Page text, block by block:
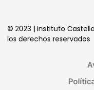
© 2023 | Instituto